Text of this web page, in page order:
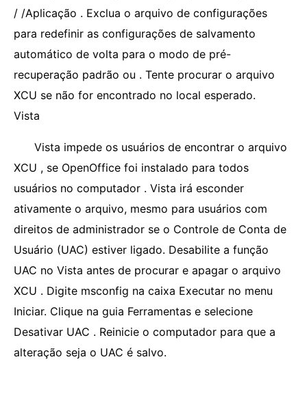
/ /Aplicação . Exclua o arquivo de configurações
para redefinir as configurações de salvamento
automático de volta para o modo de pré-
recuperação padrão ou . Tente procurar o arquivo
XCU se não for encontrado no local esperado.
Vista
Vista impede os usuários de encontrar o arquivo
XCU , se OpenOffice foi instalado para todos
usuários no computador . Vista irá esconder
ativamente o arquivo, mesmo para usuários com
direitos de administrador se o Controle de Conta de
Usuário (UAC) estiver ligado. Desabilite a função
UAC no Vista antes de procurar e apagar o arquivo
XCU . Digite msconfig na caixa Executar no menu
Iniciar. Clique na guia Ferramentas e selecione
Desativar UAC . Reinicie o computador para que a
alteração seja o UAC é salvo.